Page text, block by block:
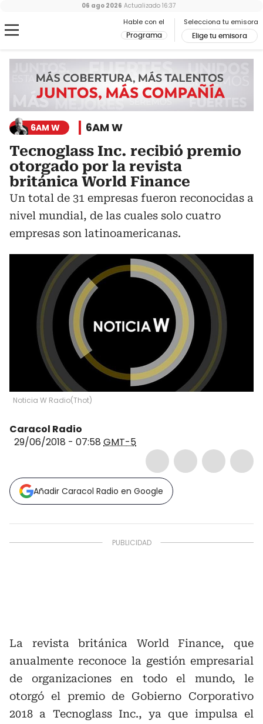
Hable con el
Programa
Selecciona tu emisora
Elige tu emisora
06 ago 2026 Actualizado 16:37
6AM W 6AM W
Tecnoglass Inc. recibió premio
otorgado por la revista
británica World Finance
Un total de 31 empresas fueron reconocidas a
nivel mundial, de las cuales solo cuatro
empresas son latinoamericanas.
Noticia W Radio(Thot)
Caracol Radio
29/06/2018 - 07:58 GMT-5
Añadir Caracol Radio en Google
La revista británica World Finance, que
anualmente reconoce la gestión empresarial
de organizaciones en todo el mundo, le
otorgó el premio de Gobierno Corporativo
2018 a Tecnoglass Inc., ya que impulsa el